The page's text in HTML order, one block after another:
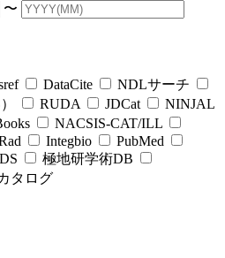
〜
DataCite
NDLサーチ
RUDA JDCat
NINJAL
NACSIS-CAT/ILL
Integbio
PubMed
極地研学術DB
タログ